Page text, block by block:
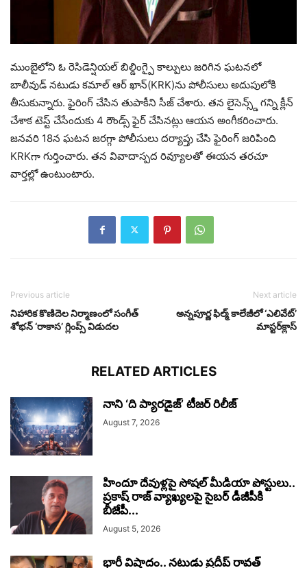
ముంబైలోని ఓ రెసిడెన్షియల్ బిల్డింగ్పై కాల్పులు జరిగిన ఘటనలో
బాలీవుడ్ నటుడు కమాల్ ఆర్ ఖాన్(KRK)ను పోలీసులు అదుపులోకి
తీసుకున్నారు. ఫైరింగ్ చేసిన తుపాకీని సీజ్ చేశారు. తన లైసెన్స్డ్ గన్ని క్లీన్
చేశాక టెస్ట్ చేసేందుకు 4 రౌండ్స్ ఫైర్ చేసినట్లు ఆయన అంగీకరించారు.
జనవరి 18న ఘటన జరగ్గా పోలీసులు దర్యాప్తు చేసి ఫైరింగ్ జరిపింది
KRKగా గుర్తించారు. తన వివాదాస్పద రివ్యూలతో ఈయన తరచూ
వార్తల్లో ఉంటుంటారు.
Previous article
నిహారిక కొణిదెల‌ నిర్మాణంలో సంగీత్
శోభన్ ‘రాకాస’ గ్లింప్స్‌ విడుదల
Next article
అన్నపూర్ణ ఫిల్మ్ కాలేజీలో ‘ఎలివేట్’
మాస్టర్‌క్లాస్
RELATED ARTICLES
నాని ‘ది ప్యారడైజ్’ టీజర్‌ రిలీజ్
August 7, 2026
హిందూ దేవుళ్లపై సోషల్ మీడియా పోస్టులు..
ప్రకాష్ రాజ్ వ్యాఖ్యలపై సైబర్ డీజీపీకి
బీజేపీ...
August 5, 2026
భారీ విషాదం.. నటుడు ప్రదీప్ రావత్